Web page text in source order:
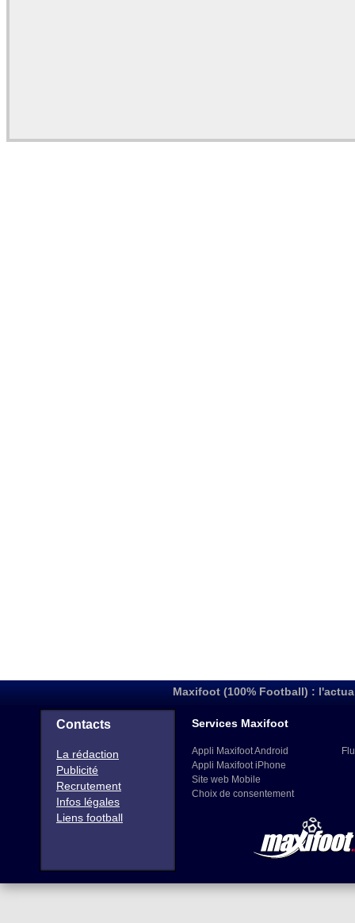
Maxifoot (100% Football) :
Contacts
La rédaction
Publicité
Recrutement
Infos légales
Liens football
Services Maxifoot
Appli Maxifoot Android
Appli Maxifoot iPhone
Site web Mobile
Choix de consentement